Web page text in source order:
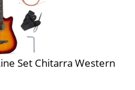
Set Chitarra Western